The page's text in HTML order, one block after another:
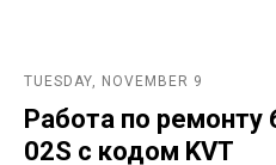
TUESDAY, NOVEMBER 9
Работа по
02S с кодом KVT